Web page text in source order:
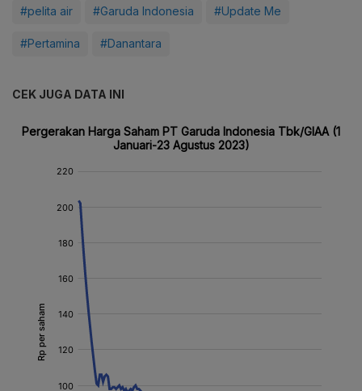
#pelita air #Garuda Indonesia #Update Me
#Pertamina #Danantara
CEK JUGA DATA INI